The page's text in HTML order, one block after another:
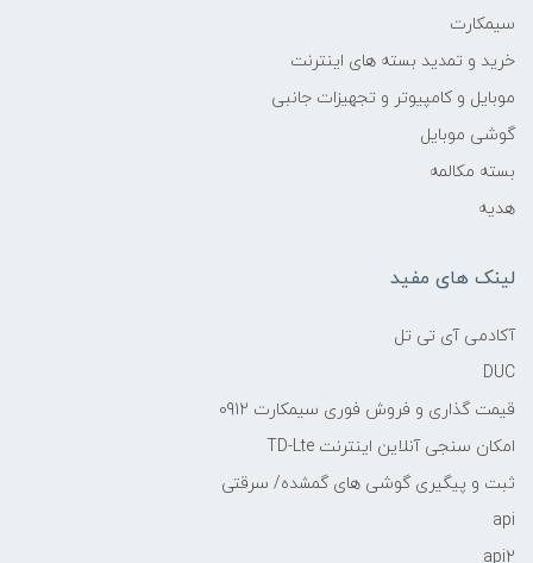
سیمکارت
خرید و تمدید بسته های اینترنت
موبایل و کامپیوتر و تجهیزات جانبی
گوشی موبایل
بسته مکالمه
هدیه
لینک های مفید
آکادمی آی تی تل
DUC
قیمت گذاری و فروش فوری سیمکارت 0912
امکان سنجی آنلاین اینترنت TD-Lte
ثبت و پیگیری گوشی های گمشده/ سرقتی
api
api2